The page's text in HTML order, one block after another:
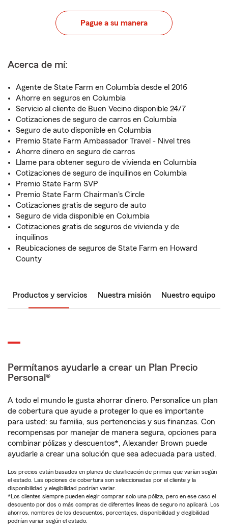
Pague a su manera
Acerca de mí:
Agente de State Farm en Columbia desde el 2016
Ahorre en seguros en Columbia
Servicio al cliente de Buen Vecino disponible 24/7
Cotizaciones de seguro de carros en Columbia
Seguro de auto disponible en Columbia
Premio State Farm Ambassador Travel - Nivel tres
Ahorre dinero en seguro de carros
Llame para obtener seguro de vivienda en Columbia
Cotizaciones de seguro de inquilinos en Columbia
Premio State Farm SVP
Premio State Farm Chairman's Circle
Cotizaciones gratis de seguro de auto
Seguro de vida disponible en Columbia
Cotizaciones gratis de seguros de vivienda y de
inquilinos
Reubicaciones de seguros de State Farm en Howard
County
Productos y servicios Nuestra misión Nuestro equipo
Permítanos ayudarle a crear un Plan Precio
Personal®
A todo el mundo le gusta ahorrar dinero. Personalice un plan
de cobertura que ayude a proteger lo que es importante
para usted: su familia, sus pertenencias y sus finanzas. Con
recompensas por manejar de manera segura, opciones para
combinar pólizas y descuentos*, Alexander Brown puede
ayudarle a crear una solución que sea adecuada para usted.
Los precios están basados en planes de clasificación de primas que varían según
el estado. Las opciones de cobertura son seleccionadas por el cliente y la
disponibilidad y elegibilidad podrían variar.
*Los clientes siempre pueden elegir comprar solo una póliza, pero en ese caso el
descuento por dos o más compras de diferentes líneas de seguro no aplicará. Los
ahorros, nombres de los descuentos, porcentajes, disponibilidad y elegibilidad
podrían variar según el estado.